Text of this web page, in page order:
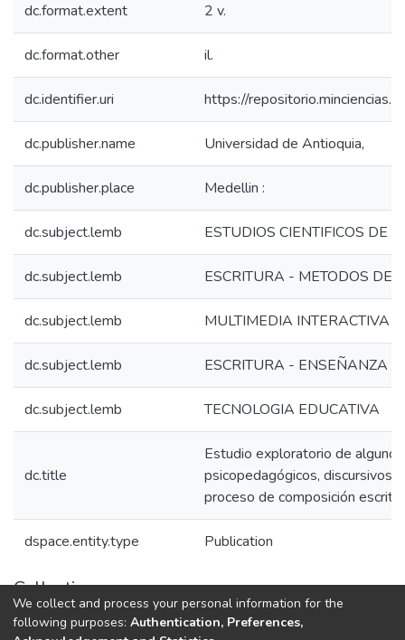
dc.format.extent 2 v.
dc.format.other il.
dc.identifier.uri https://
dc.publisher.name Universidad de Antioquia,
dc.publisher.place Medellin :
dc.subject.lemb ESTUDIOS CIENTIFICOS DE
dc.subject.lemb ESCRITURA - METODOS DE
dc.subject.lemb MULTIMEDIA INTERACTIVA
dc.subject.lemb ESCRITURA - ENSEÑANZA
dc.subject.lemb TECNOLOGIA EDUCATIVA
dc.title
Estudio exploratorio de
psicopedagógicos, discursivos
proceso de composición
dspace.entity.type Publication
Collections
1.1.2. Informes Finales
We collect and process your personal information for the
following purposes: Authentication, Preferences,